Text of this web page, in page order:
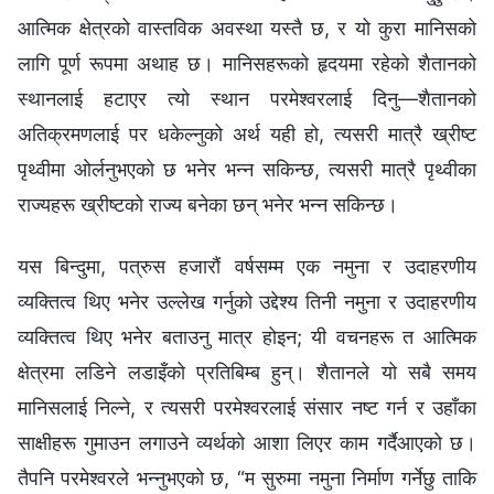
आत्मिक क्षेत्रको वास्तविक अवस्था यस्तै छ, र यो कुरा मानिसको
लागि पूर्ण रूपमा अथाह छ। मानिसहरूको हृदयमा रहेको शैतानको
स्थानलाई हटाएर त्यो स्थान परमेश्‍वरलाई दिनु—शैतानको
अतिक्रमणलाई पर धकेल्नुको अर्थ यही हो, त्यसरी मात्रै ख्रीष्ट
पृथ्वीमा ओर्लनुभएको छ भनेर भन्‍न सकिन्छ, त्यसरी मात्रै पृथ्वीका
राज्यहरू ख्रीष्टको राज्य बनेका छन् भनेर भन्‍न सकिन्छ।
यस बिन्दुमा, पत्रुस हजारौं वर्षसम्‍म एक नमुना र उदाहरणीय
व्यक्तित्व थिए भनेर उल्‍लेख गर्नुको उद्देश्य तिनी नमुना र उदाहरणीय
व्यक्तित्व थिए भनेर बताउनु मात्र होइन; यी वचनहरू त आत्मिक
क्षेत्रमा लडिने लडाइँको प्रतिबिम्‍ब हुन्। शैतानले यो सबै समय
मानिसलाई निल्‍ने, र त्यसरी परमेश्‍वरलाई संसार नष्ट गर्न र उहाँका
साक्षीहरू गुमाउन लगाउने व्यर्थको आशा लिएर काम गर्दैआएको छ।
तैपनि परमेश्‍वरले भन्‍नुभएको छ, “म सुरुमा नमुना निर्माण गर्नेछु ताकि